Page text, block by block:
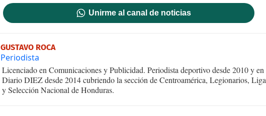
Unirme al canal de noticias
GUSTAVO ROCA
Periodista
Licenciado en Comunicaciones y Publicidad. Periodista deportivo desde 2010 y en
Diario DIEZ desde 2014 cubriendo la sección de Centroamérica, Legionarios, Liga
y Selección Nacional de Honduras.